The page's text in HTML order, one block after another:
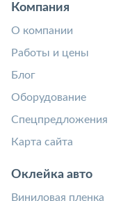
Компания
О компании
Работы и цены
Блог
Оборудование
Спецпредложения
Карта сайта
Оклейка авто
Виниловая пленка